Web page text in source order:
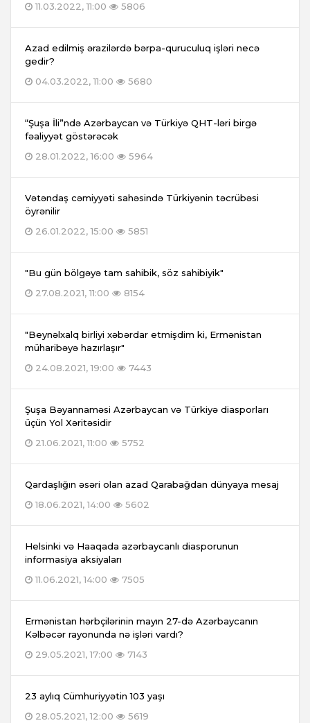
11.03.2022, 11:00
5806
Azad edilmiş ərazilərdə bərpa-quruculuq işləri necə
gedir?
04.03.2022, 11:00
5680
“Şuşa İli”ndə Azərbaycan və Türkiyə QHT-ləri birgə
fəaliyyət göstərəcək
28.01.2022, 16:00
5964
Vətəndaş cəmiyyəti sahəsində Türkiyənin təcrübəsi
öyrənilir
26.01.2022, 15:00
5851
"Bu gün bölgəyə tam sahibik, söz sahibiyik"
27.08.2021, 11:00
8154
"Beynəlxalq birliyi xəbərdar etmişdim ki, Ermənistan
müharibəyə hazırlaşır"
24.08.2021, 19:00
7443
Şuşa Bəyannaməsi Azərbaycan və Türkiyə diasporları
üçün Yol Xəritəsidir
21.06.2021, 11:00
5752
Qardaşlığın əsəri olan azad Qarabağdan dünyaya mesaj
18.06.2021, 14:00
5602
Helsinki və Haaqada azərbaycanlı diasporunun
informasiya aksiyaları
11.06.2021, 14:00
7505
Ermənistan hərbçilərinin mayın 27-də Azərbaycanın
Kəlbəcər rayonunda nə işləri vardı?
29.05.2021, 17:00
7143
23 aylıq Cümhuriyyətin 103 yaşı
28.05.2021, 12:00
5619